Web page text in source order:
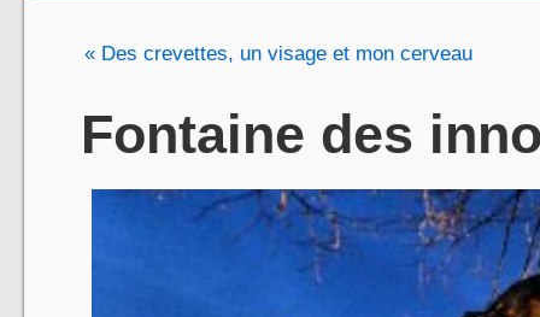
« Des crevettes, un visage et mon cerveau
Fontaine des